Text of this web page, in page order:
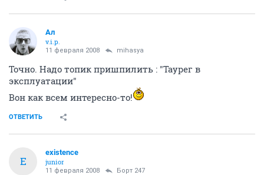
Ал
v.i.p.
11 февраля 2008 mihasya
Точно. Надо топик пришпилить : "Таурег в
эксплуатации"
Вон как всем интересно-то!
ОТВЕТИТЬ
E
existence
junior
11 февраля 2008 Борт 247